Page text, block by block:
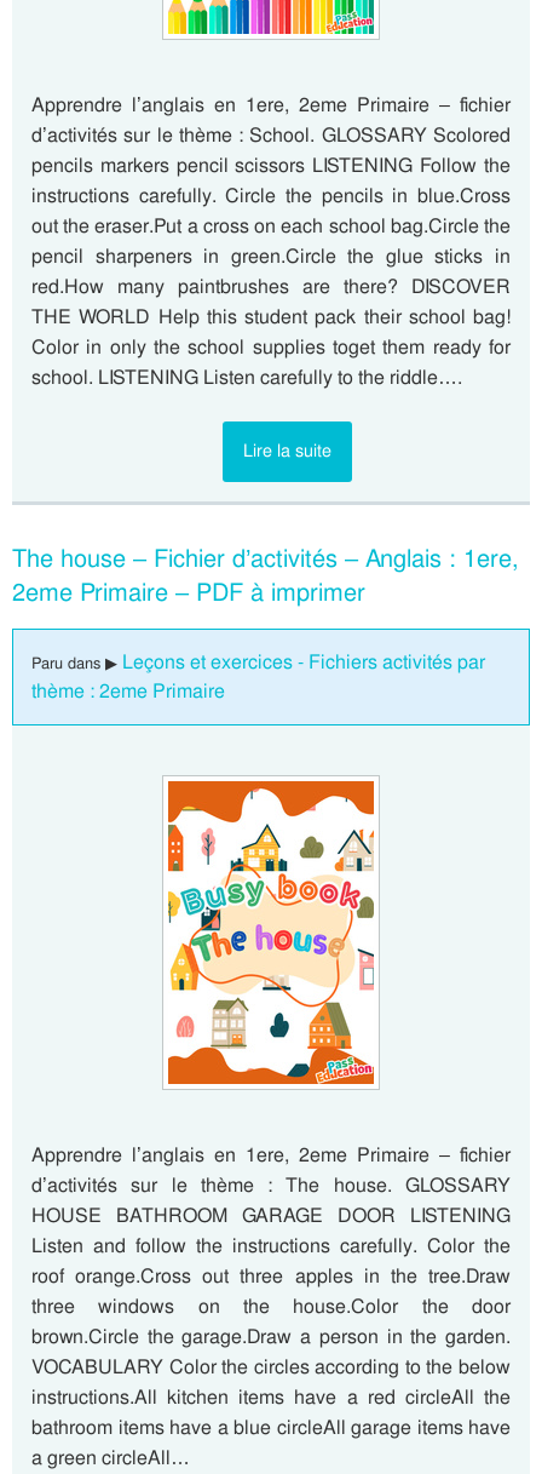
Apprendre l’anglais en 1ere, 2eme Primaire – fichier
d’activités sur le thème : School. GLOSSARY Scolored
pencils markers pencil scissors LISTENING Follow the
instructions carefully. Circle the pencils in blue.Cross
out the eraser.Put a cross on each school bag.Circle the
pencil sharpeners in green.Circle the glue sticks in
red.How many paintbrushes are there? DISCOVER
THE WORLD Help this student pack their school bag!
Color in only the school supplies toget them ready for
school. LISTENING Listen carefully to the riddle….
Lire la suite
The house – Fichier d’activités – Anglais : 1ere,
2eme Primaire – PDF à imprimer
Paru dans ▶ Leçons et exercices - Fichiers activités par
thème : 2eme Primaire
Apprendre l’anglais en 1ere, 2eme Primaire – fichier
d’activités sur le thème : The house. GLOSSARY
HOUSE BATHROOM GARAGE DOOR LISTENING
Listen and follow the instructions carefully. Color the
roof orange.Cross out three apples in the tree.Draw
three windows on the house.Color the door
brown.Circle the garage.Draw a person in the garden.
VOCABULARY Color the circles according to the below
instructions.All kitchen items have a red circleAll the
bathroom items have a blue circleAll garage items have
a green circleAll…